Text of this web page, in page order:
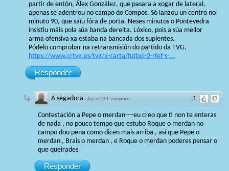
partir de entón, Álex González, que pasara a xogar de lateral,
apenas se adentrou no campo do Compos. Só lanzou un centro no
minuto 90, que saíu fóra de porta. Neses minutos o Pontevedra
insistiu máis pola súa banda dereita. Lóxico, pois a súa mellor
arma ofensiva xa estaba na bancada dos suplentes.
Pódelo comprobar na retransmisión do partido da TVG.
https://www.crtvg.es/tvg/a-carta/futbol-2-rfef-s-...
Responder
-1
A segadora ·hace 231 semanas
Contestación a Pepe o merdan----eu creo que ti non te enteras
de nada , no pouco tempo que estubo Roque o merdan no
campo dou pena como dicen mais arriba , así que Pepe o
merdan , Brais o merdan , e Roque o merdan poderes pensar o
que queirades
Responder